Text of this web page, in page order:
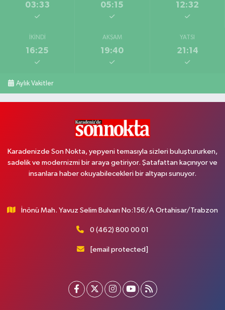
03:33 05:15 12:32
İKINDI
16:25
AKŞAM
19:40
YATSI
21:14
Aylık Vakitler
Karadenizde Son Nokta, yepyeni temasıyla sizleri buluştururken,
sadelik ve modernizmi bir araya getiriyor. Şatafattan kaçınıyor ve
insanlara haber okuyabilecekleri bir altyapı sunuyor.
İnönü Mah. Yavuz Selim Bulvarı No:156/A Ortahisar/Trabzon
0 (462) 800 00 01
[email protected]